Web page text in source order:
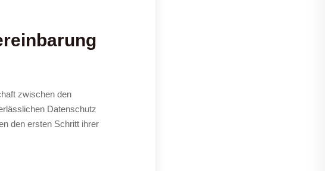
zwischen den
Datenschutz
den ersten Schritt ihrer